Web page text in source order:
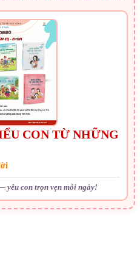
CON TỪ NHỮNG
yêu con trọn vẹn mỗi ngày!